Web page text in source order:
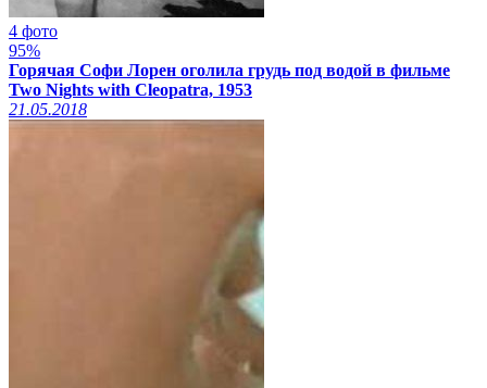
4 фото
95%
Горячая Софи Лорен оголила грудь под водой в фильме
Two Nights with Cleopatra, 1953
21.05.2018